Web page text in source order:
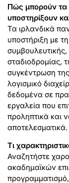
Πώς μπορούν τα
υποστηρίξουν
Τα ιρλανδικά
υποστήριξη με
σταδιοδρομίας,
συγκέντρωση
λογισμικό
δεδομένα σε
εργαλεία που
προληπτικά και
αποτελεσματικά.
Τι
Αναζητήστε
ακαδημαϊκών